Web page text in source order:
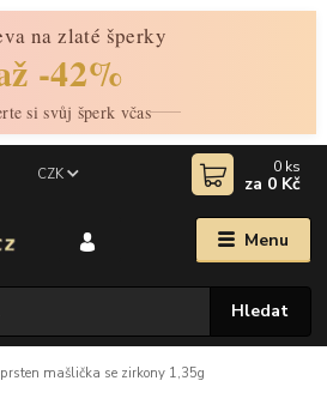
na zlaté šperky
-42%
si svůj šperk včas
Menu
CZK
Hledat
0 ks
za 0 Kč
mašlička se zirkony 1,35g